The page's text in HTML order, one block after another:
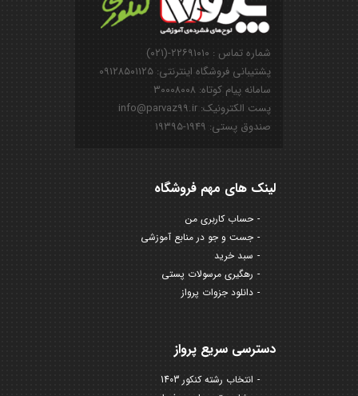
شماره تماس : ۲۲۶۹۱۰۱۰-(۰۲۱)
پشتیبانی فروشگاه اینترنتی: ۰۹۱۲۸۵۰۱۱۲۵
سامانه پیام کوتاه: ۳۰۰۰۸۰۰۸
پست الکترونیک: info@parvaz99.ir
صندوق پستی: ۱۹۴۹-۱۹۳۹۵
لینک های مهم فروشگاه
حساب کاربری من
جست و جو در منابع آموزشی
سبد خرید
رهگیری مرسولات پستی
دانلود جزوات پرواز
دسترسی سریع پرواز
انتخاب رشته کنکور 1403